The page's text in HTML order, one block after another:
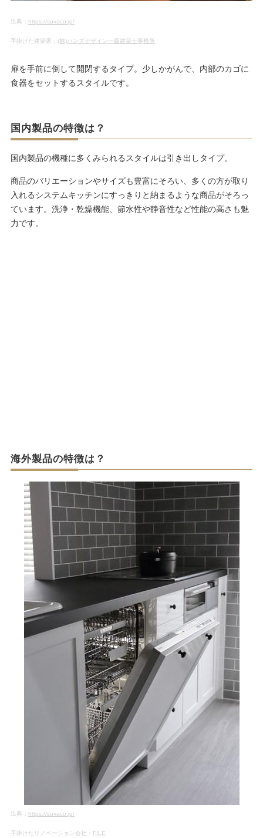
出典： https://suvaco.jp/
手掛けた建築家： (株)ハンズデザイン一級建築士事務所
扉を手前に倒して開閉するタイプ。少しかがんで、内部のカゴに
食器をセットするスタイルです。
国内製品の特徴は？
国内製品の機種に多くみられるスタイルは引き出しタイプ。
商品のバリエーションやサイズも豊富にそろい、多くの方が取り
入れるシステムキッチンにすっきりと納まるような商品がそろっ
ています。洗浄・乾燥機能、節水性や静音性など性能の高さも魅
力です。
海外製品の特徴は？
出典： https://suvaco.jp/
手掛けたリノベーション会社： FILE